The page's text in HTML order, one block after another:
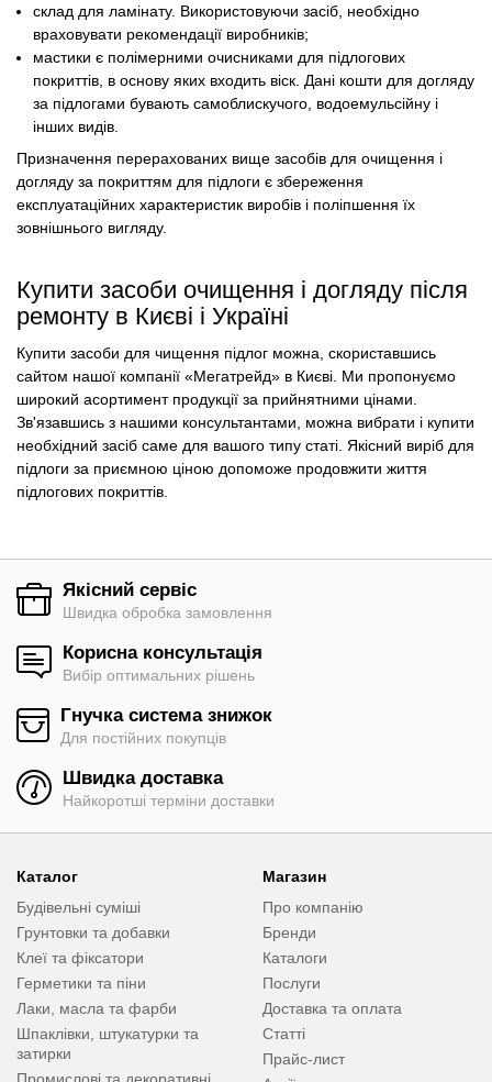
склад для ламінату. Використовуючи засіб, необхідно
враховувати рекомендації виробників;
мастики є полімерними очисниками для підлогових
покриттів, в основу яких входить віск. Дані кошти для догляду
за підлогами бувають самоблискучого, водоемульсійну і
інших видів.
Призначення перерахованих вище засобів для очищення і
догляду за покриттям для підлоги є збереження
експлуатаційних характеристик виробів і поліпшення їх
зовнішнього вигляду.
Купити засоби очищення і догляду після
ремонту в Києві і Україні
Купити засоби для чищення підлог можна, скориставшись
сайтом нашої компанії «Мегатрейд» в Києві. Ми пропонуємо
широкий асортимент продукції за прийнятними цінами.
Зв'язавшись з нашими консультантами, можна вибрати і купити
необхідний засіб саме для вашого типу статі. Якісний виріб для
підлоги за приємною ціною допоможе продовжити життя
підлогових покриттів.
Якісний сервіс
Швидка обробка замовлення
Корисна консультація
Вибір оптимальних рішень
Гнучка система знижок
Для постійних покупців
Швидка доставка
Найкоротші терміни доставки
Каталог
Будівельні суміші
Грунтовки та добавки
Клеї та фіксатори
Герметики та піни
Лаки, масла та фарби
Шпаклівки, штукатурки та
затирки
Магазин
Про компанію
Бренди
Каталоги
Послуги
Доставка та оплата
Статті
Прайс-лист